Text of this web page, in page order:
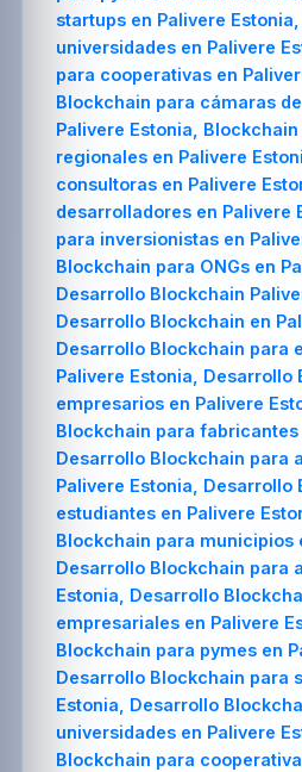
startups en Palivere
universidades en Palivere
para cooperativas en
Blockchain para cámaras
Palivere Estonia,
regionales en Palivere
consultoras en Palivere
desarrolladores en Palivere
para inversionistas en
Blockchain para ONGs en
Desarrollo Blockchain
Desarrollo Blockchain en
Desarrollo Blockchain para
Palivere Estonia, Desarrollo
empresarios en Palivere
Blockchain para fabricantes
Desarrollo Blockchain para
Palivere Estonia, Desarrollo
estudiantes en Palivere
Blockchain para municipios
Desarrollo Blockchain para
Estonia, Desarrollo
empresariales en Palivere
Blockchain para pymes en
Desarrollo Blockchain para
Estonia, Desarrollo
universidades en Palivere
Blockchain para